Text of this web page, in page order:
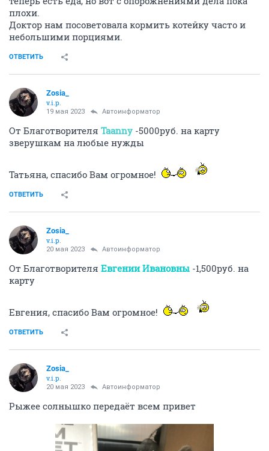
плохи.
Доктор нам посоветовала кормить котейку часто и
небольшими порциями.
ОТВЕТИТЬ
Zosia_
v.i.p.
19 мая 2023 Автоинформатор
От Благотворителя Taanny -5000руб. на карту
зверушкам на любые нужды
Татьяна, спасибо Вам огромное!
ОТВЕТИТЬ
Zosia_
v.i.p.
20 мая 2023 Автоинформатор
От Благотворителя Евгении Ивановны -1,500руб. на
карту
Евгения, спасибо Вам огромное!
ОТВЕТИТЬ
Zosia_
v.i.p.
20 мая 2023 Автоинформатор
Рыжее солнышко передаёт всем привет